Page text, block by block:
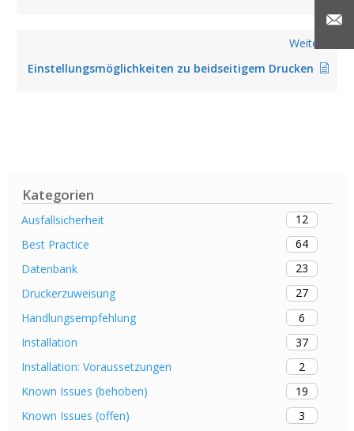
Kategorien
Ausfallsicherheit
12
Best Practice
64
Datenbank
23
Druckerzuweisung
27
Handlungsempfehlung
6
Installation
37
Installation: Voraussetzungen
2
Known Issues (behoben)
19
Known Issues (offen)
3
Weiter
Einstellungsmöglichkeiten zu beidseitigem Drucken